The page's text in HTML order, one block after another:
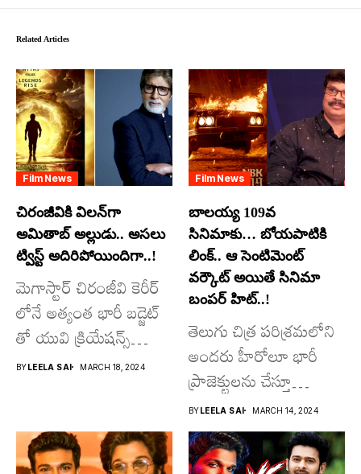
Related Articles
Film News
చిరంజీవికి విలన్‌గా
అమితాబ్ అల్లుడు.. అసలు
ట్విస్ట్ అదిరిపోయిందిగా..!
మెగాస్టార్ చిరంజీవి కెరీర్
లోనే అత్యంత భారీ బడ్జెట్
తో యువి క్రియేషన్స్
రూపొందిస్తున్న
BYLEELA SAI MARCH 18, 2024
Film News
బాలయ్య 109వ
సినిమాకు… బోయపాటికి
లింక్.. ఆ సెంటిమెంట్
వర్కౌట్ అయితే సినిమా
బంపర్ హిట్..!
తెలుగు చిత్ర పరిశ్రమలోని
అందరు హీరోలూ భారీ
ప్రాజెక్టులను చేస్తూ
దూసుకుపోతోన్నారు.
అందులో కొందరు
మాత్రమే...
BYLEELA SAI MARCH 14, 2024